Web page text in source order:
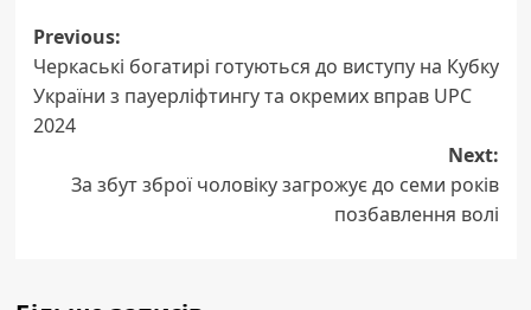
Post
navigation
Previous:
Черкаські богатирі готуються до виступу на Кубку
України з пауерліфтингу та окремих вправ UPC
2024
Next:
За збут зброї чоловіку загрожує до семи років
позбавлення волі